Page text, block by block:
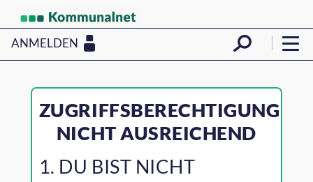
ANMELDEN
ZUGRIFFSBERECHTIGUNG
NICHT AUSREICHEND
1. DU BIST NICHT